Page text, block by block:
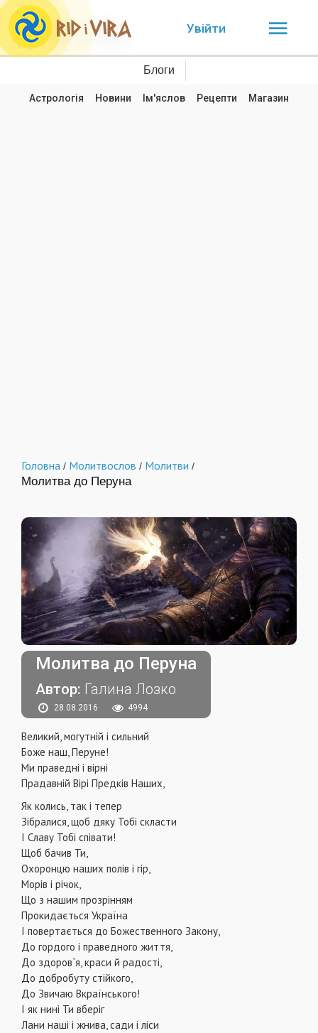
Увійти
Блоги
Астрологія Новини Ім'яслов Рецепти Магазин
Головна / Молитвослов / Молитви /
Молитва до Перуна
Молитва до Перуна
Автор: Галина Лозко
28.08.2016 4994
Великий, могутній і сильний
Боже наш, Перуне!
Ми праведні і вірні
Прадавній Вірі Предків Наших,
Як колись, так і тепер
Зібралися, щоб дяку Тобі скласти
І Славу Тобі співати!
Щоб бачив Ти,
Охоронцю наших полів і гір,
Морів і річок,
Що з нашим прозрінням
Прокидається Україна
І повертається до Божественного Закону,
До гордого і праведного життя,
До здоров`я, краси й радості,
До добробуту стійкого,
До Звичаю Вкраїнського!
І як нині Ти вберіг
Лани наші і жнива, сади і ліси